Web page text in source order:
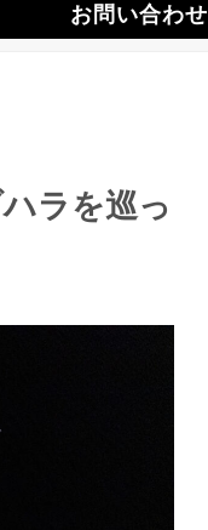
お問い合わせ
ラを巡っ